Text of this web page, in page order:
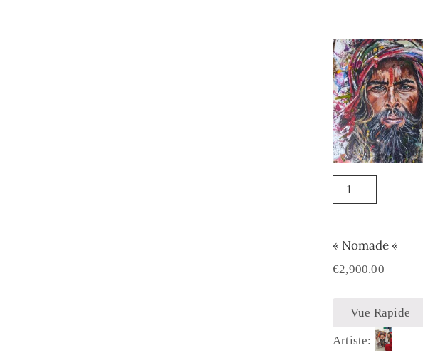
« Nomade «
€2,900.00
Vue Rapide
Artiste: